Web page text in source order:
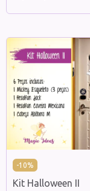
-10%
Kit Halloween II